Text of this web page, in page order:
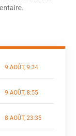
9 AOÛT, 9:34
9 AOÛT, 8:55
8 AOÛT, 23:35